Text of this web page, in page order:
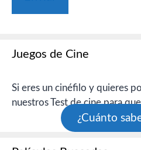
Juegos de Cine
Si eres un cinéfilo y quieres
nuestros Test de cine para
¿Cuánto